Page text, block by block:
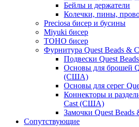
Бейлы и держатели
Колечки, пины,
Preciosa бисер и бусины
Miyuki бисер
TOHO бисер
Фурнитура Quest Beads &
Подвески Quest
Основы для брошей
(США)
Основы для серег
Коннекторы и
Cast (США)
Замочки Quest
Сопутствующие